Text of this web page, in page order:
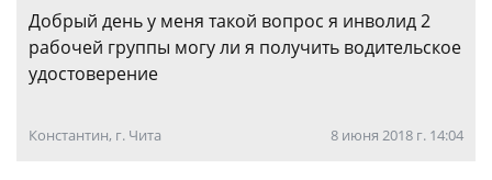
Добрый день у меня такой вопрос я инволид 2
рабочей группы могу ли я получить водительское
удостоверение
Константин, г. Чита 8 июня 2018 г. 14:04